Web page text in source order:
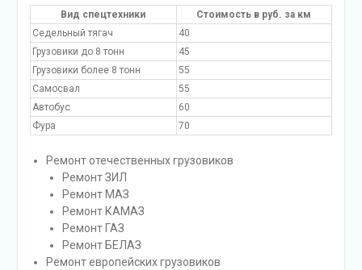
Вид спецтехники
Стоимость в руб. за км
Седельный тягач
40
Грузовики до 8 тонн
45
Грузовики более 8 тонн
55
Самосвал
55
Автобус
60
Фура
70
Ремонт отечественных грузовиков
Ремонт ЗИЛ
Ремонт МАЗ
Ремонт КАМАЗ
Ремонт ГАЗ
Ремонт БЕЛАЗ
Ремонт европейских грузовиков